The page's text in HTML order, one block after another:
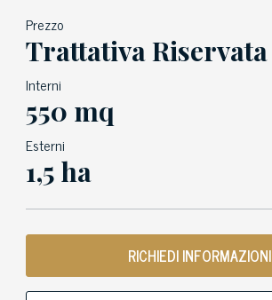
Prezzo
Trattativa Riservata
Interni
550 mq
Esterni
1,5 ha
RICHIEDI INFORMAZIONI